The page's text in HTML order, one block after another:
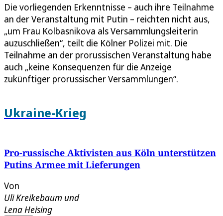
Die vorliegenden Erkenntnisse – auch ihre Teilnahme
an der Veranstaltung mit Putin – reichten nicht aus,
„um Frau Kolbasnikova als Versammlungsleiterin
auzuschließen“, teilt die Kölner Polizei mit. Die
Teilnahme an der prorussischen Veranstaltung habe
auch „keine Konsequenzen für die Anzeige
zukünftiger prorussischer Versammlungen“.
Ukraine-Krieg
Pro-russische Aktivisten aus Köln unterstützen
Putins Armee mit Lieferungen
Von
Uli Kreikebaum und
Lena Heising